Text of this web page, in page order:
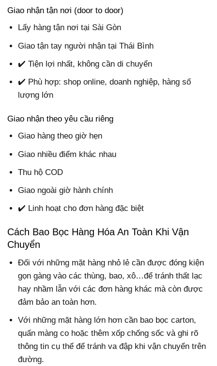
Giao nhận tận nơi (door to door)
Lấy hàng tận nơi tại Sài Gòn
Giao tận tay người nhận tại Thái Bình
✔️ Tiện lợi nhất, không cần di chuyển
✔️ Phù hợp: shop online, doanh nghiệp, hàng số
lượng lớn
Giao nhận theo yêu cầu riêng
Giao hàng theo giờ hẹn
Giao nhiều điểm khác nhau
Thu hộ COD
Giao ngoài giờ hành chính
✔️ Linh hoạt cho đơn hàng đặc biệt
Cách Bao Bọc Hàng Hóa An Toàn Khi Vận
Chuyển
Đối với những mặt hàng nhỏ lẻ cần được đóng kiện
gọn gàng vào các thùng, bao, xô…để tránh thất lạc
hay nhầm lẫn với các đơn hàng khác mà còn được
đảm bảo an toàn hơn.
Với những mặt hàng lớn hơn cần bao bọc carton,
quấn màng co hoặc thêm xốp chống sốc và ghi rõ
thông tin cụ thể để tránh va đập khi vận chuyển trên
đường.